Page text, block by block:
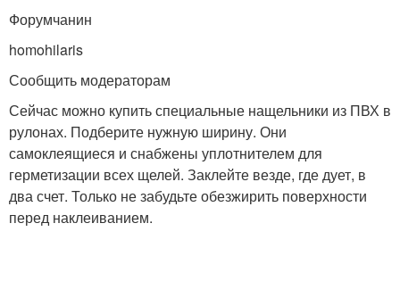
Форумчанин
homohilaris
Сообщить модераторам
Сейчас можно купить специальные нащельники из ПВХ в
рулонах. Подберите нужную ширину. Они
самоклеящиеся и снабжены уплотнителем для
герметизации всех щелей. Заклейте везде, где дует, в
два счет. Только не забудьте обезжирить поверхности
перед наклеиванием.